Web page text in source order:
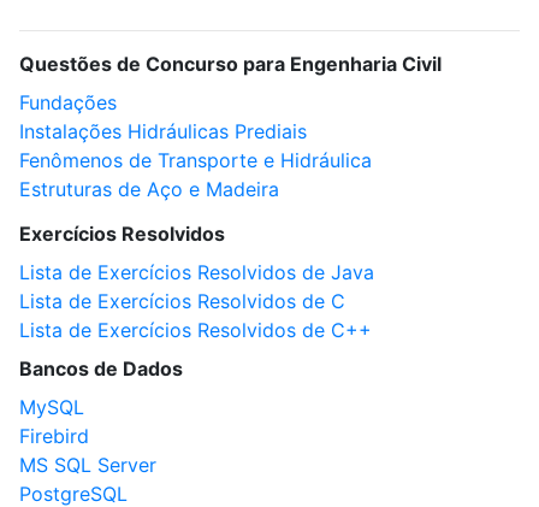
Questões de Concurso para Engenharia Civil
Fundações
Instalações Hidráulicas Prediais
Fenômenos de Transporte e Hidráulica
Estruturas de Aço e Madeira
Exercícios Resolvidos
Lista de Exercícios Resolvidos de Java
Lista de Exercícios Resolvidos de C
Lista de Exercícios Resolvidos de C++
Bancos de Dados
MySQL
Firebird
MS SQL Server
PostgreSQL